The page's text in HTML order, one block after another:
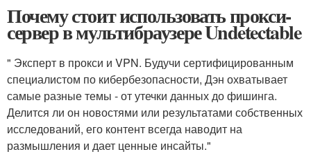
Почему стоит использовать прокси-
сервер в мультибраузере Undetectable
" Эксперт в прокси и VPN. Будучи сертифицированным
специалистом по кибербезопасности, Дэн охватывает
самые разные темы - от утечки данных до фишинга.
Делится ли он новостями или результатами собственных
исследований, его контент всегда наводит на
размышления и дает ценные инсайты."